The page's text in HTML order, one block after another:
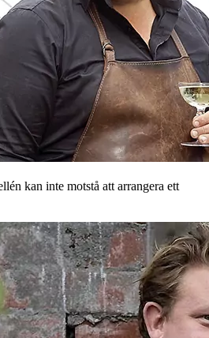
kan inte motstå att arrangera ett